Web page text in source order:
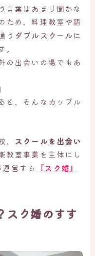
言葉はあまり聞かな
ため、料理教室や語
う ダブルスクールに
。
の出会いの場でもあ
」
と、そんなカップル
スクールを出会い
教室事業を主体にし
営する
『スク婚』
スク婚のすす